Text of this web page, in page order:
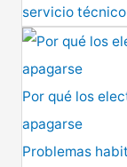
servicio técnico
Por qué los
apagarse
Problemas